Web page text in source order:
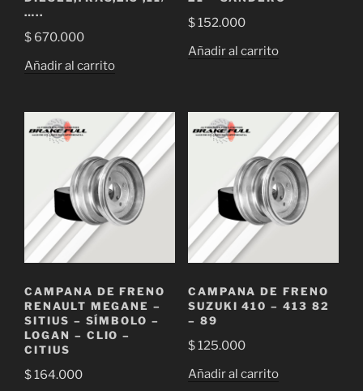
…..
$ 670.000
Añadir al carrito
$152.000
Añadir al carrito
CAMPANA DE FRENO
RENAULT MEGANE –
SITIUS – SÍMBOLO –
LOGAN – CLIO –
CITIUS
$164.000
CAMPANA DE FRENO
SUZUKI 410 – 413 82
– 89
$125.000
Añadir al carrito